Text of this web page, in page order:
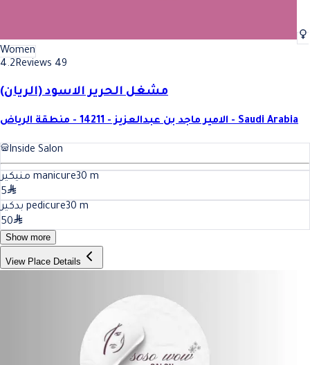
Women
4.2Reviews 49
مشغل الحرير الاسود (الريان)
الامير ماجد بن عبدالعزيز - 14211 - منطقة الرياض - Saudi Arabia
Inside Salon
منيكير manicure30 m
5
بدكير pedicure30 m
50
Show more
View Place Details